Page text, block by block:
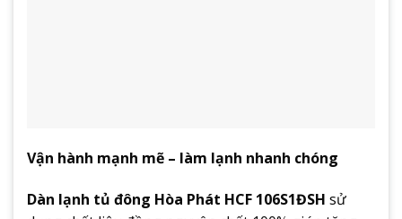
Vận hành mạnh mẽ – làm lạnh nhanh chóng
Dàn lạnh tủ đông Hòa Phát HCF 106S1ĐSH sử